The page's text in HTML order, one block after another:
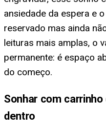
ansiedade da espera e
reservado mas ainda
leituras mais amplas, o
permanente: é espaço
do começo.
Sonhar com
dentro